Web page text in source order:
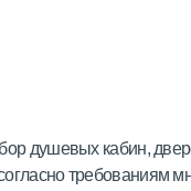
душевых кабин,
требованиям